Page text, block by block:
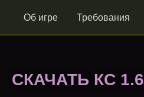
Об игре Требования
СКАЧАТЬ КС 1.6